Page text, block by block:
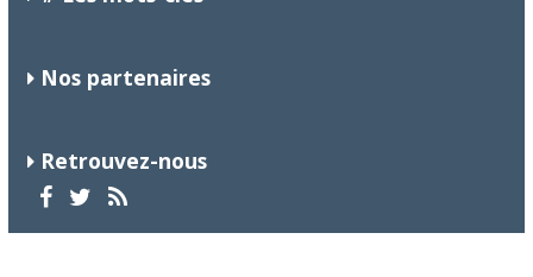
Nos partenaires
Retrouvez-nous